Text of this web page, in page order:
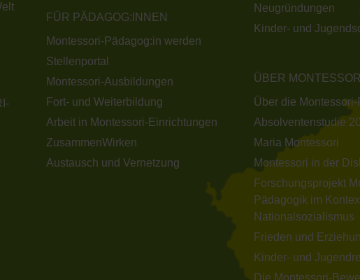
FÜR PÄDAGOG:INNEN
Montessori-Pädagog:in werden
Stellenportal
Montessori-Ausbildungen
Fort- und Weiterbildung
Arbeit in Montessori-Einrichtungen
ZusammenWirken
Austausch und Vernetzung
Neugründungen
Kinder- und
ÜBER MONTESSORI
Über die
Absolventenstudie
Maria Montessori
Montessori in der
Forschungsprojekt
Pädagogik im
Nationalsozialismus
Frieden und
Kinder- und